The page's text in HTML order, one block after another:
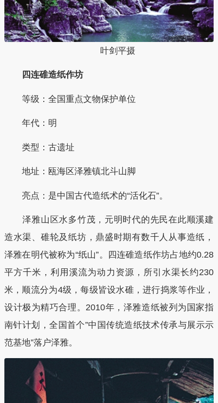
叶剑平摄
四连碓造纸作坊
等级：全国重点文物保护单位
年代：明
类型：古遗址
地址：瓯海区泽雅镇北斗山脚
亮点：是中国古代造纸术的“活化石”。
泽雅山区水多竹茂，元明时代的先民在此顺溪建
造水渠、碓轮及纸坊，鼎盛时期有数千人从事造纸，
泽雅在明代被称为“纸山”。四连碓造纸作坊占地约0.28
平方千米，利用溪流为动力资源，所引水渠长约230
米，顺流分为4级，每级皆设水碓，进行捣浆等作业，
设计极为精巧合理。2010年，泽雅造纸被列为国家指
南针计划，全国首个”中国传统造纸技术传承与展示示
范基地”落户泽雅。